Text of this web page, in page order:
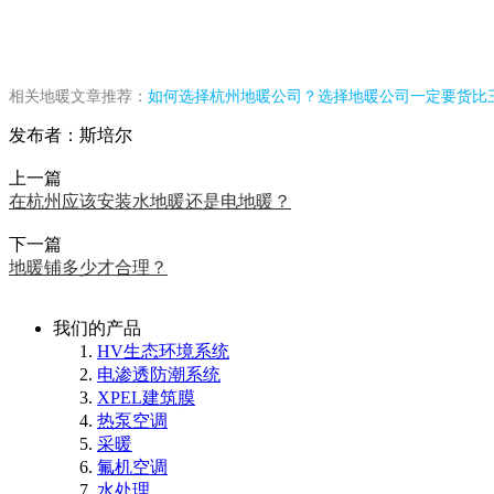
相关地暖文章推荐： 如何选择杭州地暖公司 ？ 选择地暖公司一定要货比
发布者：斯培尔
上一篇
在杭州应该安装水地暖还是电地暖？
下一篇
地暖铺多少才合理？
我们的产品
HV生态环境系统
电渗透防潮系统
XPEL建筑膜
热泵空调
采暖
氟机空调
水处理